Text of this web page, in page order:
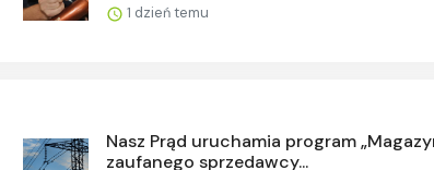
1 dzień temu
Nasz Prąd uruchamia program
zaufanego sprzedawcy...